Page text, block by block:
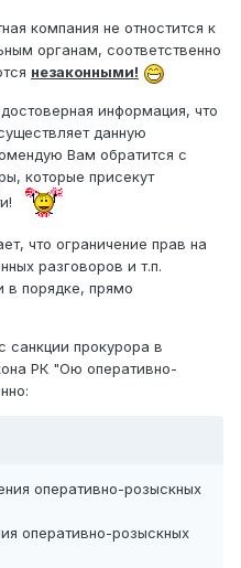
компания не отностится к
органам, соответственно
незаконными!
информация, что
данную
Вам обратится с
которые присекут
что ограничение прав на
разговоров и т.п.
в порядке, прямо
санкции прокурора в
РК "Ою оперативно-
оперативно-розыскных
оперативно-розыскных